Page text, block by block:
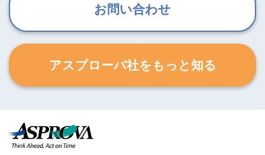
お問い合わせ
アスプローバ社をもっと知る